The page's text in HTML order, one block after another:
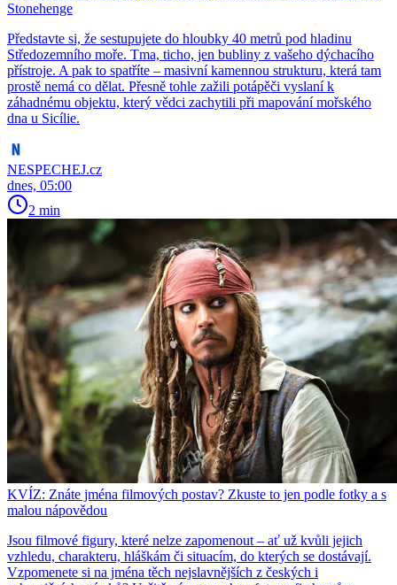
Stonehenge
Představte si, že sestupujete do hloubky 40 metrů pod hladinu
Středozemního moře. Tma, ticho, jen bubliny z vašeho dýchacího
přístroje. A pak to spatříte – masivní kamennou strukturu, která tam
prostě nemá co dělat. Přesně tohle zažili potápěči vyslaní k
záhadnému objektu, který vědci zachytili při mapování mořského
dna u Sicílie.
NESPECHEJ.cz
dnes, 05:00
2 min
KVÍZ: Znáte jména filmových postav? Zkuste to jen podle fotky a s
malou nápovědou
Jsou filmové figury, které nelze zapomenout – ať už kvůli jejich
vzhledu, charakteru, hláškám či situacím, do kterých se dostávají.
Vzpomenete si na jména těch nejslavnějších z českých i